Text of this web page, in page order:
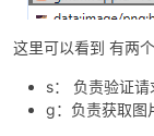
这里可以看到 有两
s： 负责验证请
g：负责获取图